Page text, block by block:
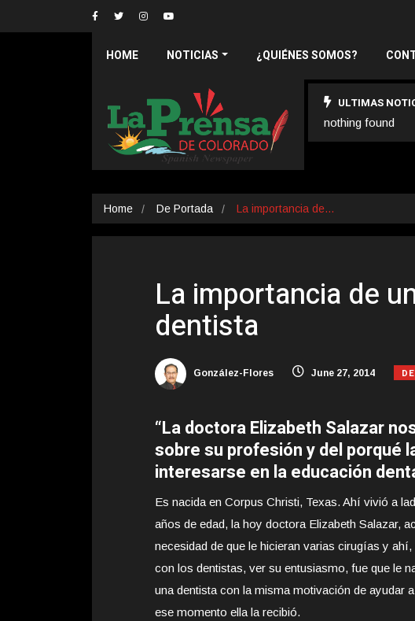
HOME NOTICIAS ¿QUIÉNES SOMOS?
ULTIMAS
nothing found
Home De Portada La importancia de…
La importancia de
dentista
González-Flores June 27, 2014
“La doctora Elizabeth Salazar
sobre su profesión y del porqué
interesarse en la educación
Es nacida en Corpus Christi, Texas. Ahí vivió a
años de edad, la hoy doctora Elizabeth Salazar,
necesidad de que le hicieran varias cirugías y
con los dentistas, ver su entusiasmo, fue que le
una dentista con la misma motivación de ayudar
ese momento ella la recibió.